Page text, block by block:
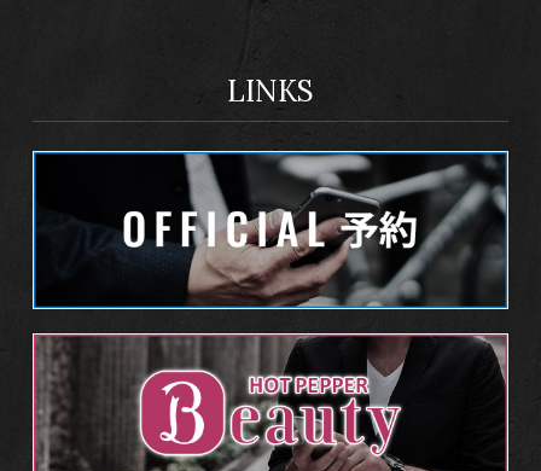
LINKS